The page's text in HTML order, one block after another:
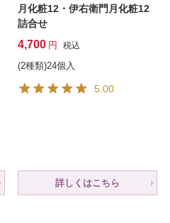
月化粧12・伊右衛門月化粧12
詰合せ
4,700 税込
(2種類)24個入
5.00
詳しくはこちら